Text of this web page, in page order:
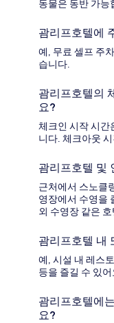
동물은 동반 가능
괌리프호텔에
예, 무료 셀프 주
습니다.
괌리프호텔의
요?
체크인 시작 시간
니다. 체크아웃
괌리프호텔 및
근처에서 스노클
영장에서 수영을
외 수영장 같은
괌리프호텔 내
예, 시설 내 레스
등을 즐길 수 있어
괌리프호텔에
요?